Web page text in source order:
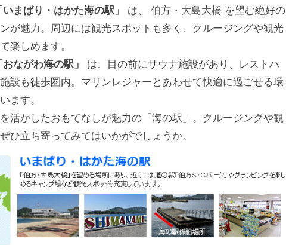
いまばり・はかた海の駅」
は、 伯方・大島大橋 を望む絶好の
が魅力。周辺には観光スポットも多く、クルージングや観光
楽しめます。
おながわ海の駅」
は、目の前にサウナ施設があり、レストハ
設も徒歩圏内。マリンレジャーとあわせて快適に過ごせる環
ます。
活かしたおもてなしが魅力の「海の駅」。クルージングや観
ひ立ち寄ってみてはいかがでしょうか。